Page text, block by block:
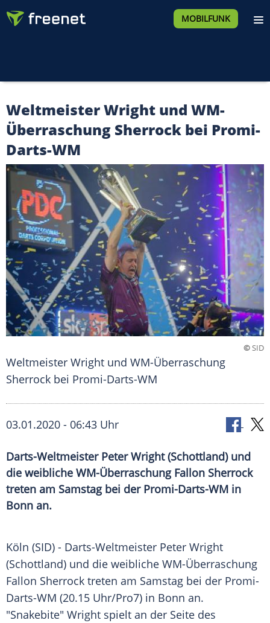
MOBILFUNK
Weltmeister Wright und WM-
Überraschung Sherrock bei Promi-
Darts-WM
©SID
Weltmeister Wright und WM-Überraschung
Sherrock bei Promi-Darts-WM
03.01.2020 - 06:43 Uhr
Darts-Weltmeister Peter Wright (Schottland) und
die weibliche WM-Überraschung Fallon Sherrock
treten am Samstag bei der Promi-Darts-WM in
Bonn an.
Köln (SID) - Darts-Weltmeister Peter Wright
(Schottland) und die weibliche WM-Überraschung
Fallon Sherrock treten am Samstag bei der Promi-
Darts-WM (20.15 Uhr/Pro7) in Bonn an.
"Snakebite" Wright spielt an der Seite des